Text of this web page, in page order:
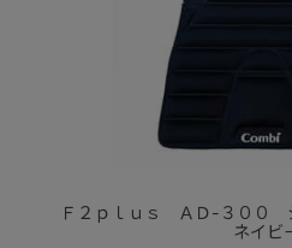
Ｆ２ｐｌｕｓ ＡＤ-３００
ネイビ